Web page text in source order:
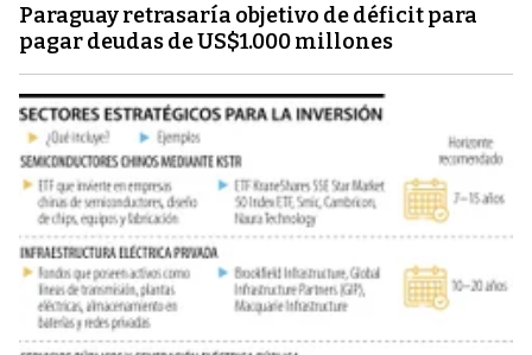
Paraguay retrasaría objetivo de déficit para
pagar deudas de US$1.000 millones